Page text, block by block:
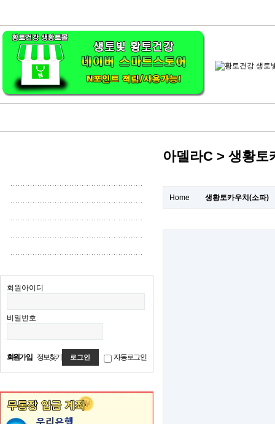
회원아이디
비밀번호
회원가입 정보찾기 자동로그인
아델라C > 생황토
Home 생황토카우치(소파)